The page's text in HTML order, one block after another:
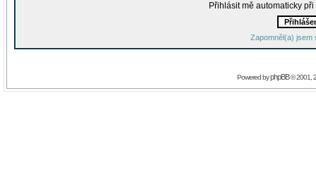
Přihlásit mě automaticky
Zapomněl(a) jsem
Powered byphpBB© 2001,